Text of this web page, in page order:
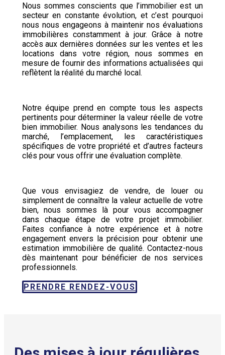
Nous sommes conscients que l’immobilier est un
secteur en constante évolution, et c’est pourquoi
nous nous engageons à maintenir nos évaluations
immobilières constamment à jour. Grâce à notre
accès aux dernières données sur les ventes et les
locations dans votre région, nous sommes en
mesure de fournir des informations actualisées qui
reflètent la réalité du marché local.
Notre équipe prend en compte tous les aspects
pertinents pour déterminer la valeur réelle de votre
bien immobilier. Nous analysons les tendances du
marché, l’emplacement, les caractéristiques
spécifiques de votre propriété et d’autres facteurs
clés pour vous offrir une évaluation complète.
Que vous envisagiez de vendre, de louer ou
simplement de connaître la valeur actuelle de votre
bien, nous sommes là pour vous accompagner
dans chaque étape de votre projet immobilier.
Faites confiance à notre expérience et à notre
engagement envers la précision pour obtenir une
estimation immobilière de qualité. Contactez-nous
dès maintenant pour bénéficier de nos services
professionnels.
PRENDRE RENDEZ-VOUS